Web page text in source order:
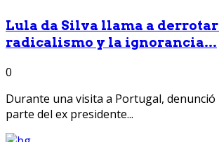
Lula da Silva llama a
radicalismo y la ignorancia...
0
Durante una visita a Portugal,
parte del ex presidente...